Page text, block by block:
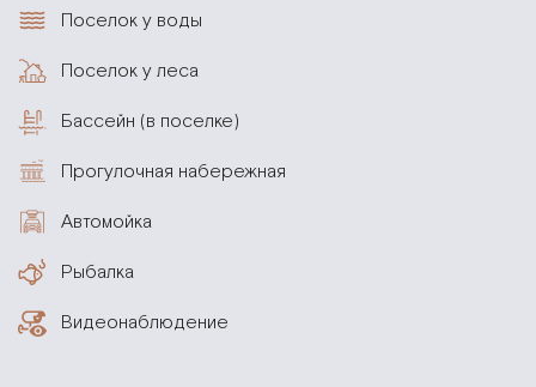
Поселок у воды
Поселок у леса
Бассейн (в поселке)
Прогулочная набережная
Автомойка
Рыбалка
Видеонаблюдение